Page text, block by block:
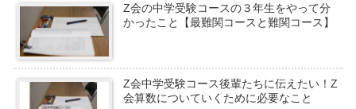
Z会の中学受験コースの３年生をやって分
かったこと【最難関コースと難関コース】
Z会中学受験コース後輩たちに伝えたい！Z
会算数についていくために必要なこと